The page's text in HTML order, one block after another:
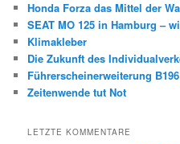
Honda Forza das Mittel der
SEAT MO 125 in Hamburg –
Klimakleber
Die Zukunft des
Führerscheinerweiterung
Zeitenwende tut Not
LETZTE KOMMENTARE